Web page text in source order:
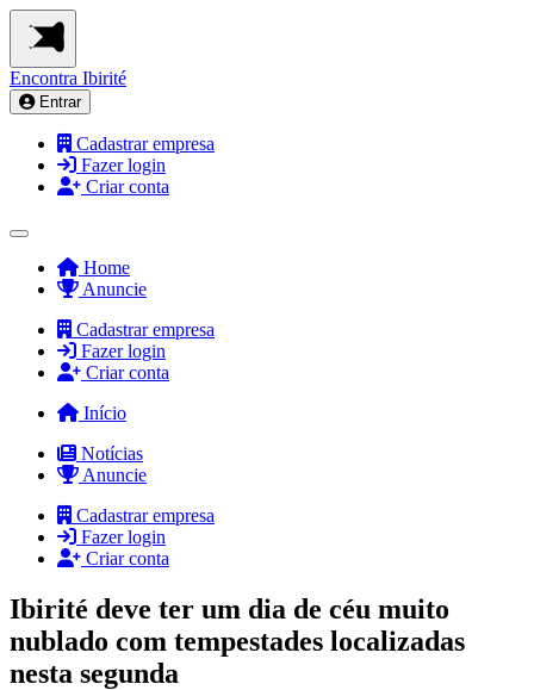
Encontra Ibirité
Entrar
Cadastrar empresa
Fazer login
Criar conta
Home
Anuncie
Cadastrar empresa
Fazer login
Criar conta
Início
Notícias
Anuncie
Cadastrar empresa
Fazer login
Criar conta
Ibirité deve ter um dia de céu muito
nublado com tempestades localizadas
nesta segunda